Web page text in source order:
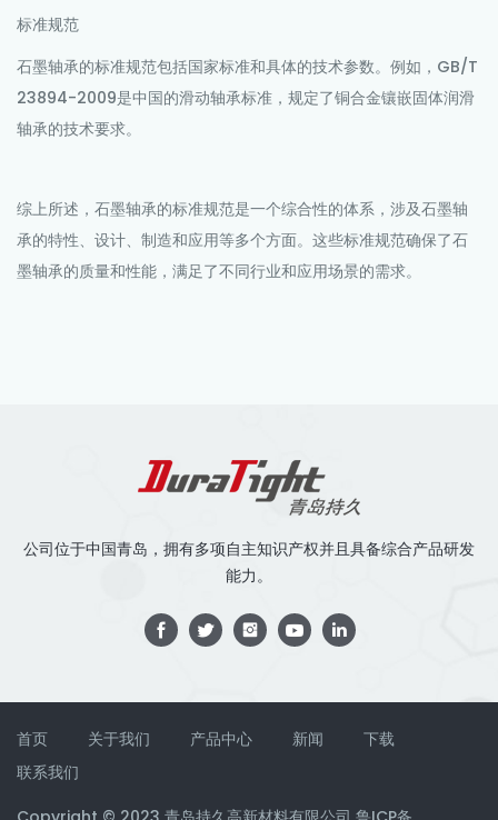
标准规范
石墨轴承的标准规范包括国家标准和具体的技术参数。例如，GB/T
23894-2009是中国的滑动轴承标准，规定了铜合金镶嵌固体润滑
轴承的技术要求。
综上所述， 石墨轴承的标准规范是一个综合性的体系，涉及石墨轴
承的特性、设计、制造和应用等多个方面。这些标准规范确保了石
墨轴承的质量和性能，满足了不同行业和应用场景的需求。
公司位于中国青岛，拥有多项自主知识产权并且具备综合产品研发
能力。
首页 关于我们 产品中心 新闻
下载
联系我们